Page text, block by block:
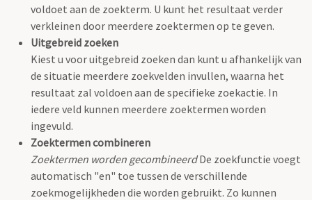
voldoet aan de zoekterm. U kunt het resultaat verder
verkleinen door meerdere zoektermen op te geven.
Uitgebreid zoeken
Kiest u voor uitgebreid zoeken dan kunt u afhankelijk van
de situatie meerdere zoekvelden invullen, waarna het
resultaat zal voldoen aan de specifieke zoekactie. In
iedere veld kunnen meerdere zoektermen worden
ingevuld.
Zoektermen combineren
Zoektermen worden gecombineerdDe zoekfunctie voegt
automatisch "en" toe tussen de verschillende
zoekmogelijkheden die worden gebruikt. Zo kunnen